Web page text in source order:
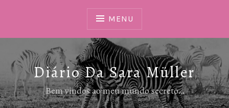
MENU
Diário Da Sara Müller
Bem vindos ao meu mundo secreto…